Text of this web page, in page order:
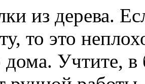
из дерева.
то это
дома. Учтите, в